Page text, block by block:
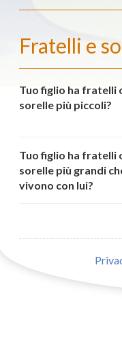
Fratelli e
Tuo figlio ha fratelli
sorelle più piccoli?
Tuo figlio ha fratelli
sorelle più grandi
vivono con lui?